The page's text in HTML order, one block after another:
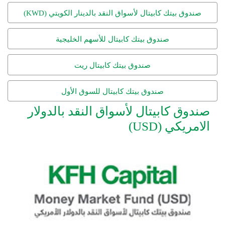
صندوق بيتك كابيتال لأسواق النقد بالدينار الكويتي (KWD)
صندوق بيتك كابيتال للأسهم الخليجية
صندوق بيتك كابيتال ريت
صندوق بيتك كابيتال للسوق الأول
صندوق كابيتال لأسواق النقد بالدولار
الامريكي (USD)